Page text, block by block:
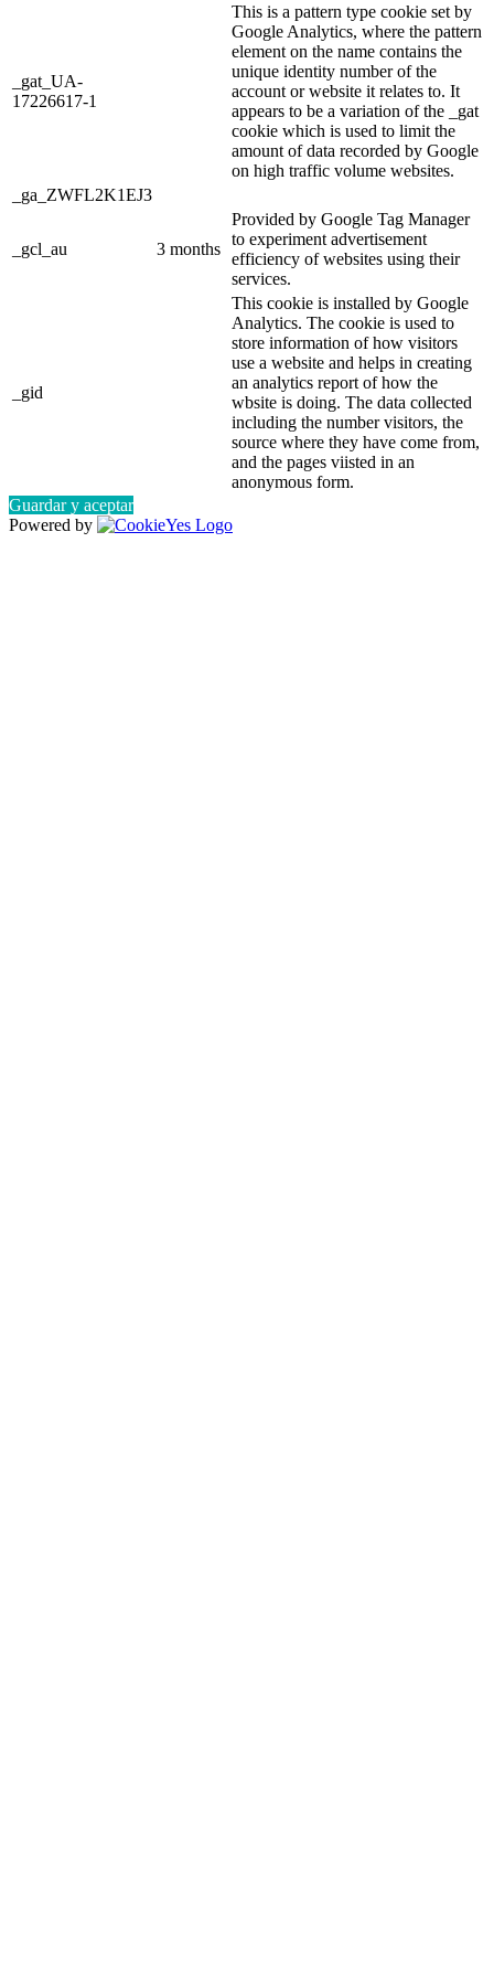
_gat_UA-
17226617-1
This is a pattern type cookie set by
Google Analytics, where the pattern
element on the name contains the
unique identity number of the
account or website it relates to. It
appears to be a variation of the _gat
cookie which is used to limit the
amount of data recorded by Google
on high traffic volume websites.
_ga_ZWFL2K1EJ3
_gcl_au 3 months
Provided by Google Tag Manager
to experiment advertisement
efficiency of websites using their
services.
_gid
This cookie is installed by Google
Analytics. The cookie is used to
store information of how visitors
use a website and helps in creating
an analytics report of how the
wbsite is doing. The data collected
including the number visitors, the
source where they have come from,
and the pages viisted in an
anonymous form.
Guardar y aceptar
Powered by